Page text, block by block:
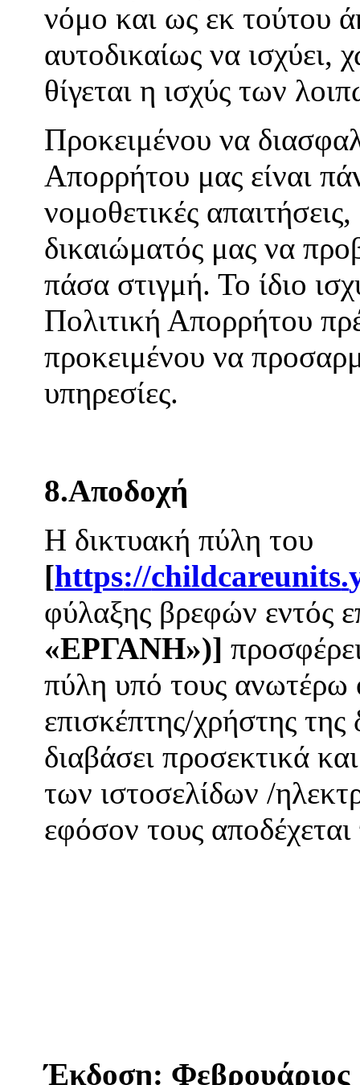
νόμο και ως εκ τούτου
αυτοδικαίως να ισχύει,
θίγεται η ισχύς των
Προκειμένου να
Απορρήτου μας είναι
νομοθετικές
δικαιώματός μας να
πάσα στιγμή. Το ίδιο
Πολιτική Απορρήτου
προκειμένου να
υπηρεσίες.
8.Αποδοχή
Η δικτυακή πύλη του
[https://childcareunits.
φύλαξης βρεφών εντός
«ΕΡΓΑΝΗ»)]
πύλη υπό τους ανωτέρω
επισκέπτης/χρήστης της
διαβάσει προσεκτικά
των ιστοσελίδων /
εφόσον τους
Έκδοση: